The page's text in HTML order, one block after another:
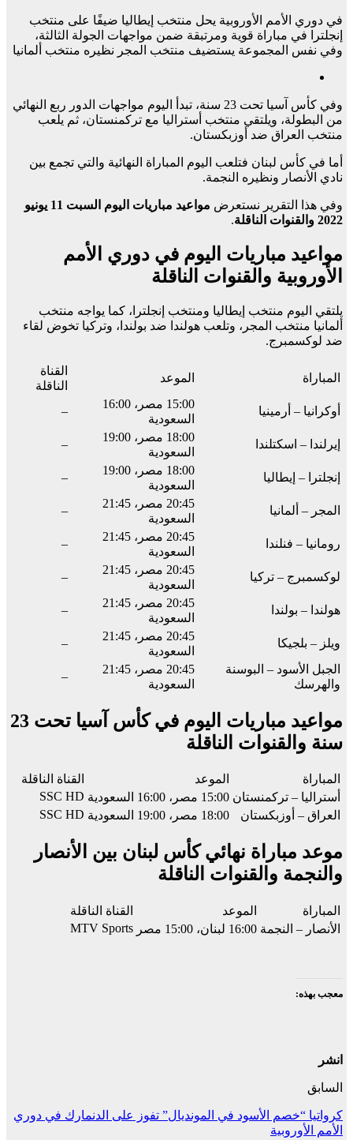
في دوري الأمم الأوروبية يحل منتخب إيطاليا ضيفًا على منتخب
إنجلترا في مباراة قوية ومرتبقة ضمن مواجهات الجولة الثالثة،
وفي نفس المجموعة يستضيف منتخب المجر نظيره منتخب ألمانيا
وفي كأس آسيا تحت 23 سنة، تبدأ اليوم مواجهات الدور ربع النهائي
من البطولة، ويلتقي منتخب أستراليا مع تركمنستان، ثم يلعب
منتخب العراق ضد أوزبكستان.
أما في كأس لبنان فتلعب اليوم المباراة النهائية والتي تجمع بين
نادي الأنصار ونظيره النجمة.
وفي هذا التقرير نستعرض
مواعيد مباريات اليوم السبت 11 يونيو
2022 والقنوات الناقلة
.
مواعيد مباريات اليوم في دوري الأمم
الأوروبية والقنوات الناقلة
يلتقي اليوم منتخب إيطاليا ومنتخب إنجلترا، كما يواجه منتخب
ألمانيا منتخب المجر، وتلعب هولندا ضد بولندا، وتركيا تخوض لقاء
ضد لوكسمبرج.
المباراة الموعد
القناة
الناقلة
أوكرانيا – أرمينيا
15:00 مصر، 16:00
السعودية
–
إيرلندا – اسكتلندا
18:00 مصر، 19:00
السعودية
–
إنجلترا – إيطاليا
18:00 مصر، 19:00
السعودية
–
المجر – ألمانيا
20:45 مصر، 21:45
السعودية
–
رومانيا – فنلندا
20:45 مصر، 21:45
السعودية
–
لوكسمبرج – تركيا
20:45 مصر، 21:45
السعودية
–
هولندا – بولندا
20:45 مصر، 21:45
السعودية
–
ويلز – بلجيكا
20:45 مصر، 21:45
السعودية
–
الجبل الأسود – البوسنة
والهرسك
20:45 مصر، 21:45
السعودية
–
مواعيد مباريات اليوم في كأس آسيا تحت 23
سنة والقنوات الناقلة
المباراة الموعد
القناة الناقلة
أستراليا – تركمنستان 15:00 مصر، 16:00 السعودية
SSC HD
العراق – أوزبكستان
18:00 مصر، 19:00 السعودية SSC HD
موعد مباراة نهائي كأس لبنان بين الأنصار
والنجمة والقنوات الناقلة
المباراة الموعد
القناة الناقلة
الأنصار – النجمة 16:00 لبنان، 15:00 مصر MTV Sports
معجب بهذه:
انشر
السابق
كرواتيا “خصم الأسود في المونديال” تفوز على الدنمارك في دوري
الأمم الأوروبية